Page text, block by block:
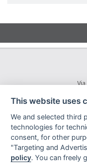
E-Mail:
VAT
C.F. e N.
Rollmatic
This website uses
We and selected third
technologies for
consent, for other
"Targeting and
policy. You can freely